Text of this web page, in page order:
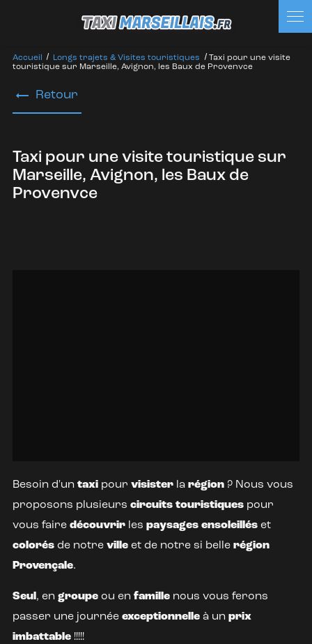
Accueil Longs trajets & Visites touristiques
Taxi pour une visite
touristique sur Marseille, Avignon, les Baux de Provenvce
Retour
Taxi pour une visite touristique sur
Marseille, Avignon, les Baux de
Provenvce
Besoin d'un taxipour visisterla région? Nous vous
proposons plusieurs circuits touristiquespour
vous faire découvrirles paysages ensoleilléset
colorésde notre villeet de notre si belle région
Provençale.
Seul, en groupeou en famillenous vous ferons
passer une journée exceptionnelleà un prix
imbattable!!!!!